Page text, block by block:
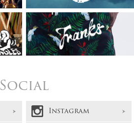
Social
Instagram